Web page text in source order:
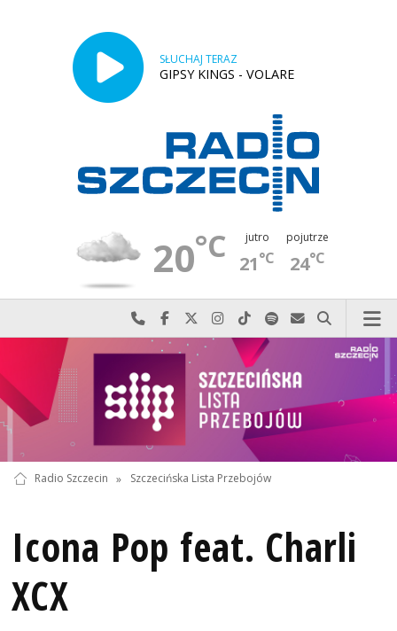
SŁUCHAJ TERAZ
GIPSY KINGS - VOLARE
20°C jutro
21°C
pojutrze
24°C
Najlepiej po prostu do nas zadzwoń
Odwiedź nas na Facebook-u
Odwiedź nas na X
Odwiedź nas na Instagram-ie
Odwiedź nas na TikTok-u
Szukaj nas na Spotify
Wyślij do nas
Szukaj
Radio Szczecin » Szczecińska Lista Przebojów
Icona Pop feat. Charli
XCX